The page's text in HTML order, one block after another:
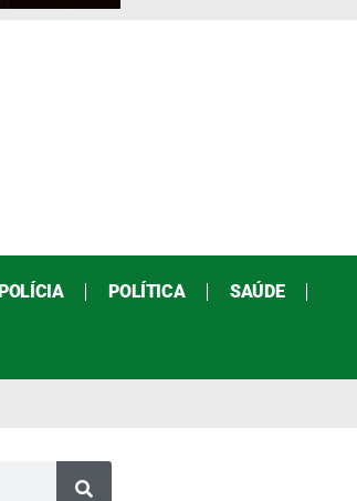
POLÍCIA POLÍTICA SAÚDE